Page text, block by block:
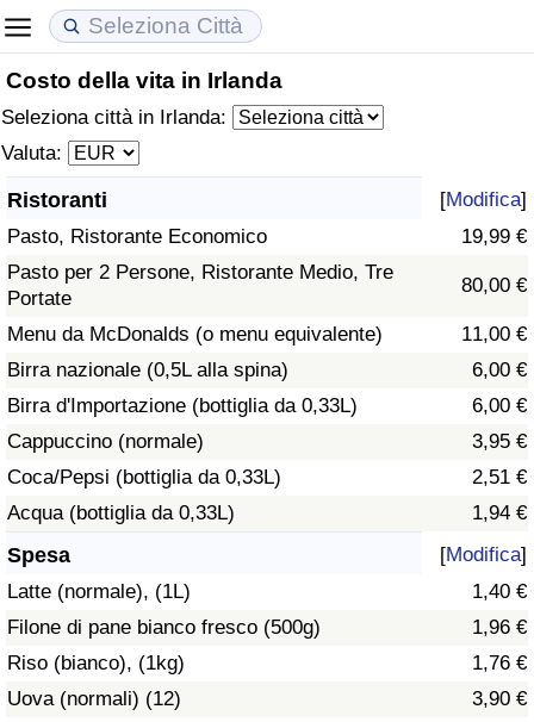
Costo della vita in Irlanda
Seleziona città in Irlanda:
Valuta:
Ristoranti [Modifica]
Pasto, Ristorante Economico
19,99 €
Pasto per 2 Persone, Ristorante Medio, Tre
Portate
80,00 €
Menu da McDonalds (o menu equivalente)
11,00 €
Birra nazionale (0,5L alla spina)
6,00 €
Birra d'Importazione (bottiglia da 0,33L)
6,00 €
Cappuccino (normale)
3,95 €
Coca/Pepsi (bottiglia da 0,33L)
2,51 €
Acqua (bottiglia da 0,33L)
1,94 €
Spesa [Modifica]
Latte (normale), (1L)
1,40 €
Filone di pane bianco fresco (500g)
1,96 €
Riso (bianco), (1kg)
1,76 €
Uova (normali) (12)
3,90 €
Costo della vita
Indice Del Costo Della Vita (corrente)
Indice Del Costo Della Vita
Indice del Costo della Vita per Nazione
ad Aqaba
Prezzi degli immobili
Indice del Prezzo delle Case (Corrente)
Indice del Prezzo delle Case
Indice del Prezzo delle Case per Nazione
Qualità della Vita
Indice della Qualità della Vita
Indice della Qualità della Vita (Corrente)
Indice della qualità della vita per Paese
Criminalità
Indice del Tasso di Criminalità (Corrente)
Indice della Criminalità
Indice di criminalità per paese
Indice dell’Assistenza Sanitaria (Corrente)
Indice dell’Assistenza Sanitaria